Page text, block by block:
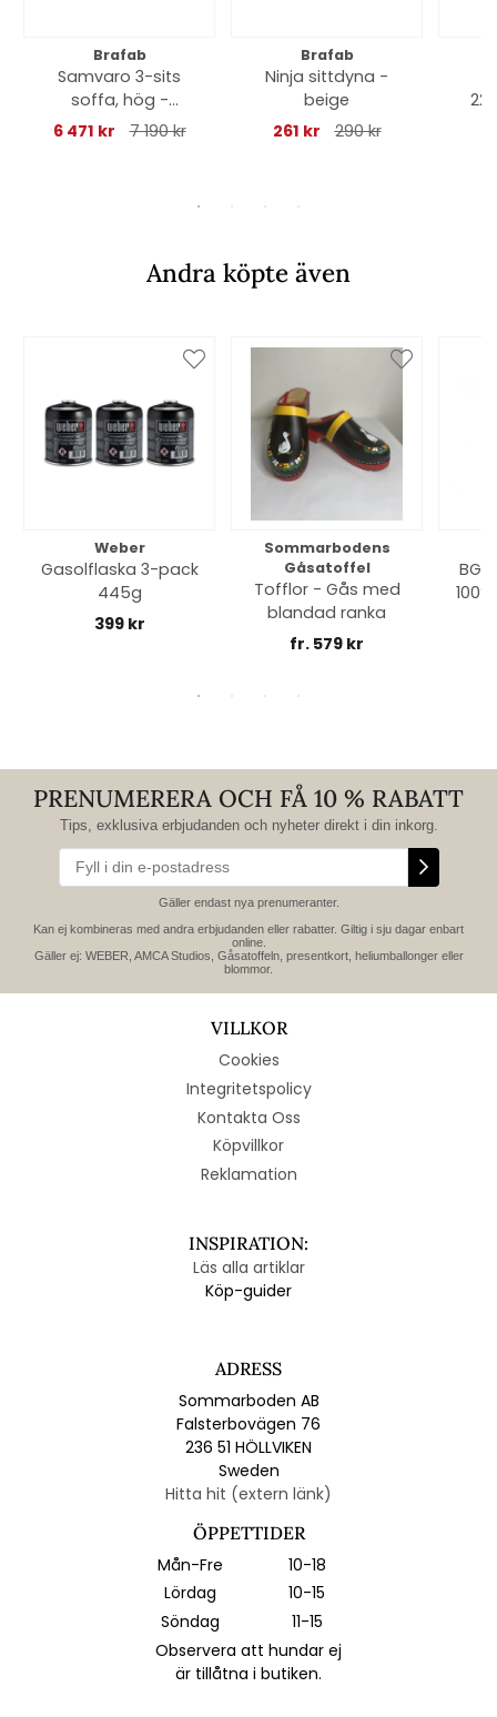
Brafab
Samvaro 3-sits
soffa, hög -
antracit/pearl grey
6 471 kr 7 190 kr
Brafab
Ninja sittdyna -
beige
261 kr
290 kr
Andra köpte även
Weber
Gasolflaska 3-pack
445g
399 kr
Sommarbodens
Gåsatoffel
Tofflor - Gås med
blandad ranka
fr. 579 kr
PRENUMERERA OCH FÅ 10 % RABATT
Tips, exklusiva erbjudanden och nyheter direkt i din inkorg.
Gäller endast nya prenumeranter.
Kan ej kombineras med andra erbjudanden eller rabatter. Giltig i sju dagar enbart
online.
Gäller ej: WEBER, AMCA Studios, Gåsatoffeln, presentkort, heliumballonger eller
blommor.
VILLKOR
Cookies
Integritetspolicy
Kontakta Oss
Köpvillkor
Reklamation
INSPIRATION:
Läs alla artiklar
Köp-guider
ADRESS
Sommarboden AB
Falsterbovägen 76
236 51 HÖLLVIKEN
Sweden
Hitta hit (extern länk)
ÖPPETTIDER
Mån-Fre
10-18
Lördag
10-15
Söndag
11-15
Observera att hundar ej
är tillåtna i butiken.